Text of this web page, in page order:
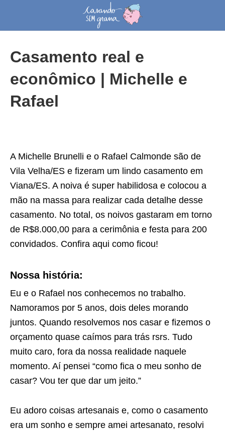
Casamento real e
econômico | Michelle e
Rafael
A Michelle Brunelli e o Rafael Calmonde são de
Vila Velha/ES e fizeram um lindo casamento em
Viana/ES. A noiva é super habilidosa e colocou a
mão na massa para realizar cada detalhe desse
casamento. No total, os noivos gastaram em torno
de R$8.000,00 para a cerimônia e festa para 200
convidados. Confira aqui como ficou!
Nossa história:
Eu e o Rafael nos conhecemos no trabalho.
Namoramos por 5 anos, dois deles morando
juntos. Quando resolvemos nos casar e fizemos o
orçamento quase caímos para trás rsrs. Tudo
muito caro, fora da nossa realidade naquele
momento. Aí pensei “como fica o meu sonho de
casar? Vou ter que dar um jeito.”
Eu adoro coisas artesanais e, como o casamento
era um sonho e sempre amei artesanato, resolvi